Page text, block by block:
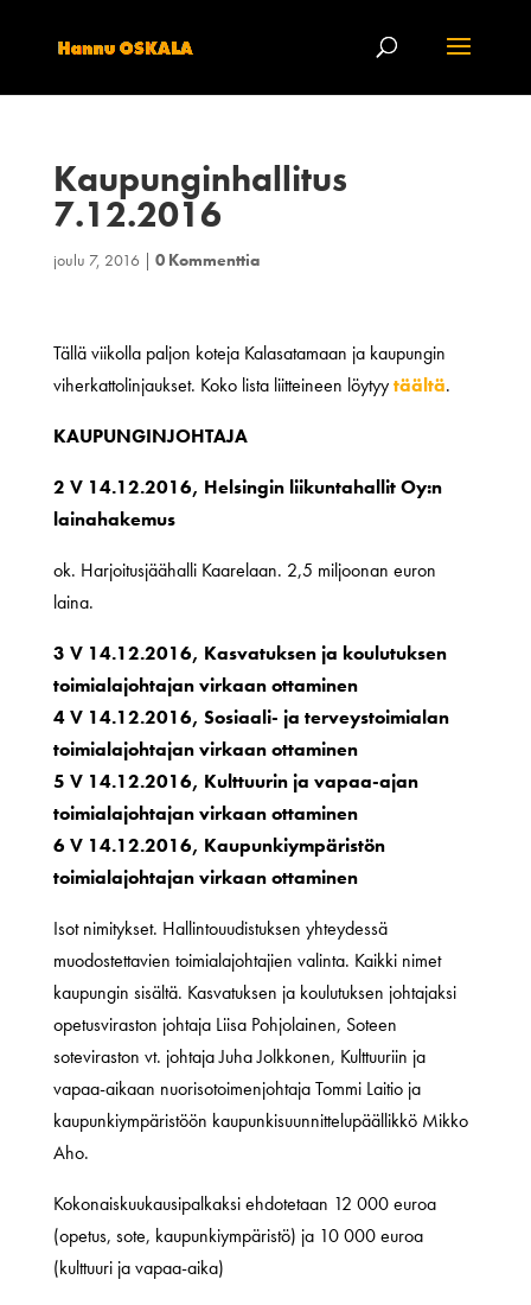
Kaupunginhallitus
7.12.2016
joulu 7, 2016 | 0 Kommenttia
Tällä viikolla paljon koteja Kalasatamaan ja kaupungin
viherkattolinjaukset. Koko lista liitteineen löytyytäältä.
KAUPUNGINJOHTAJA
2 V 14.12.2016, Helsingin liikuntahallit Oy:n
lainahakemus
ok. Harjoitusjäähalli Kaarelaan. 2,5 miljoonan euron
laina.
3 V 14.12.2016, Kasvatuksen ja koulutuksen
toimialajohtajan virkaan ottaminen
4 V 14.12.2016, Sosiaali- ja terveystoimialan
toimialajohtajan virkaan ottaminen
5 V 14.12.2016, Kulttuurin ja vapaa-ajan
toimialajohtajan virkaan ottaminen
6 V 14.12.2016, Kaupunkiympäristön
toimialajohtajan virkaan ottaminen
Isot nimitykset. Hallintouudistuksen yhteydessä
muodostettavien toimialajohtajien valinta. Kaikki nimet
kaupungin sisältä. Kasvatuksen ja koulutuksen johtajaksi
opetusviraston johtaja Liisa Pohjolainen, Soteen
soteviraston vt. johtaja Juha Jolkkonen, Kulttuuriin ja
vapaa-aikaan nuorisotoimenjohtaja Tommi Laitio ja
kaupunkiympäristöön kaupunkisuunnittelupäällikkö Mikko
Aho.
Kokonaiskuukausipalkaksi ehdotetaan 12 000 euroa
(opetus, sote, kaupunkiympäristö) ja 10 000 euroa
(kulttuuri ja vapaa-aika)